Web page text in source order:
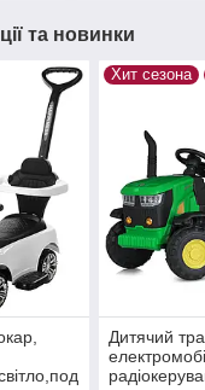
та новинки
Хит сезона
Дитячий